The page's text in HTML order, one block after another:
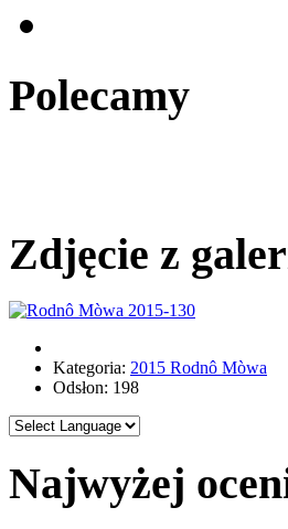
Polecamy
Zdjęcie z
Kategoria: 2015 Rodnô Mòwa
Odsłon: 198
Najwyżej